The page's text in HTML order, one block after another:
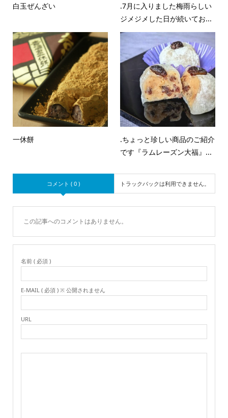
白玉ぜんざい
.7月に入りました梅雨らしい
ジメジメした日が続いてお...
一休餅
.ちょっと珍しい商品のご紹介
です『ラムレーズン大福』...
コメント ( 0 ) トラックバックは利用できません。
この記事へのコメントはありません。
名前 ( 必須 )
E-MAIL ( 必須 ) ※ 公開されません
URL